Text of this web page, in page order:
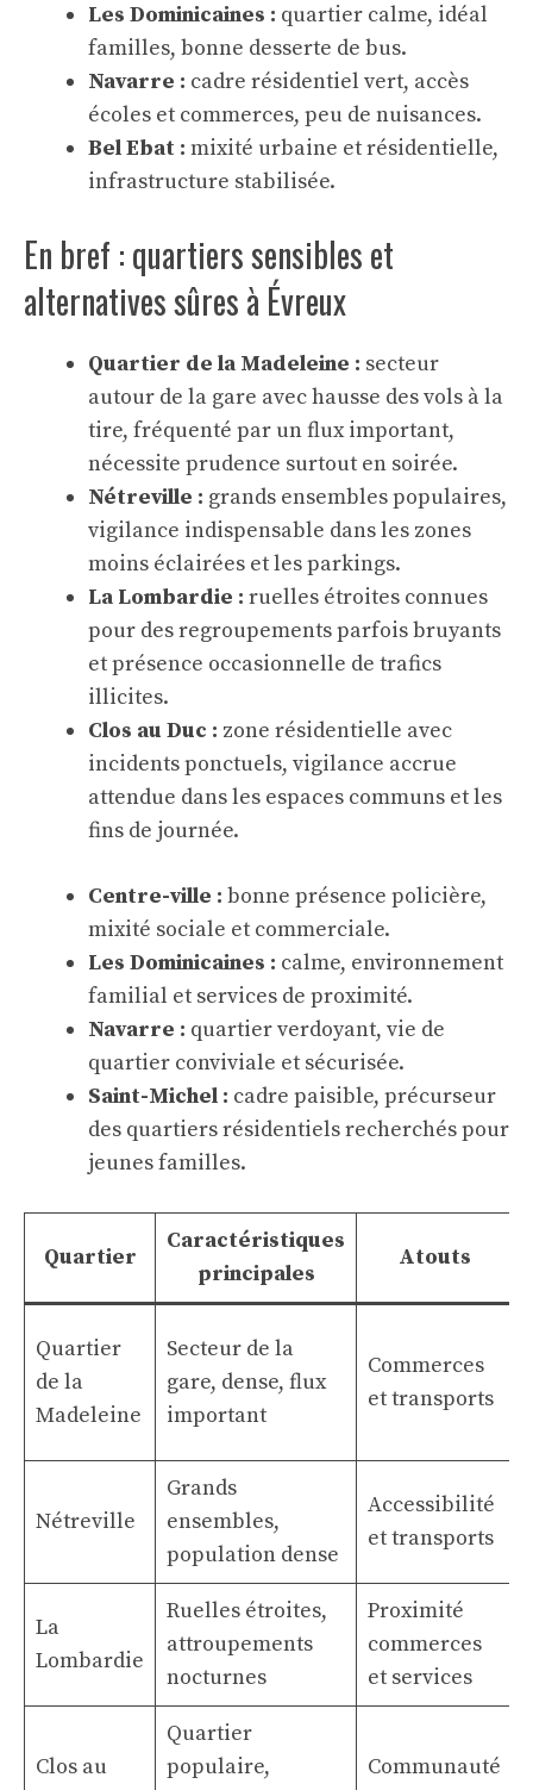
Les Dominicaines : quartier calme, idéal
familles, bonne desserte de bus.
Navarre : cadre résidentiel vert, accès
écoles et commerces, peu de nuisances.
Bel Ebat : mixité urbaine et résidentielle,
infrastructure stabilisée.
En bref : quartiers sensibles et
alternatives sûres à Évreux
Quartier de la Madeleine : secteur
autour de la gare avec hausse des vols à la
tire, fréquenté par un flux important,
nécessite prudence surtout en soirée.
Nétreville : grands ensembles populaires,
vigilance indispensable dans les zones
moins éclairées et les parkings.
La Lombardie : ruelles étroites connues
pour des regroupements parfois bruyants
et présence occasionnelle de trafics
illicites.
Clos au Duc : zone résidentielle avec
incidents ponctuels, vigilance accrue
attendue dans les espaces communs et les
fins de journée.
Centre-ville : bonne présence policière,
mixité sociale et commerciale.
Les Dominicaines : calme, environnement
familial et services de proximité.
Navarre : quartier verdoyant, vie de
quartier conviviale et sécurisée.
Saint-Michel : cadre paisible, précurseur
des quartiers résidentiels recherchés pour
jeunes familles.
Quartier
Caractéristiques
principales
Atouts
Quartier
de la
Madeleine
Secteur de la
gare, dense, flux
important
Commerces
et transports
Nétreville
Grands
ensembles,
population dense
Accessibilité
et transports
La
Lombardie
Ruelles étroites,
attroupements
nocturnes
Proximité
commerces
et services
Clos au
Quartier
populaire,
Communauté